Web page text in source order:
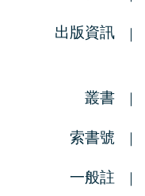
出版資訊
叢書
索書號
一般註